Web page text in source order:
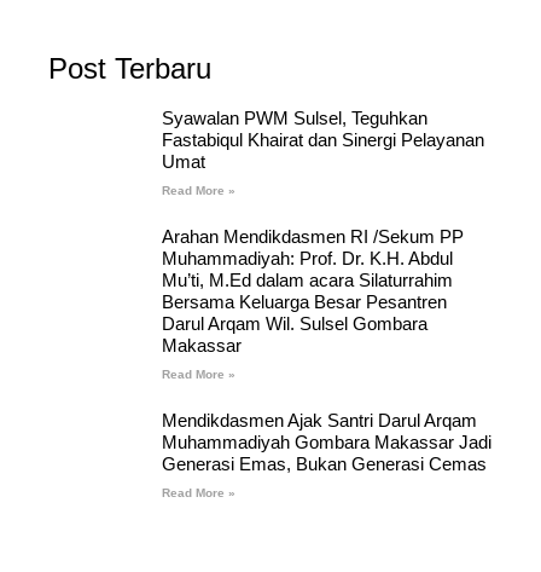
Post Terbaru
Syawalan PWM Sulsel, Teguhkan
Fastabiqul Khairat dan Sinergi Pelayanan
Umat
Read More »
Arahan Mendikdasmen RI /Sekum PP
Muhammadiyah: Prof. Dr. K.H. Abdul
Mu’ti, M.Ed dalam acara Silaturrahim
Bersama Keluarga Besar Pesantren
Darul Arqam Wil. Sulsel Gombara
Makassar
Read More »
Mendikdasmen Ajak Santri Darul Arqam
Muhammadiyah Gombara Makassar Jadi
Generasi Emas, Bukan Generasi Cemas
Read More »